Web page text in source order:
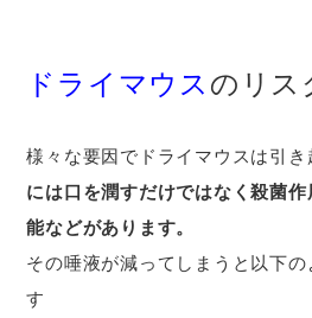
ドライマウス のリス
様々な要因でドライマウスは引き
には口を潤すだけではなく殺菌
能などがあります。
その唾液が減ってしまうと以下の
す